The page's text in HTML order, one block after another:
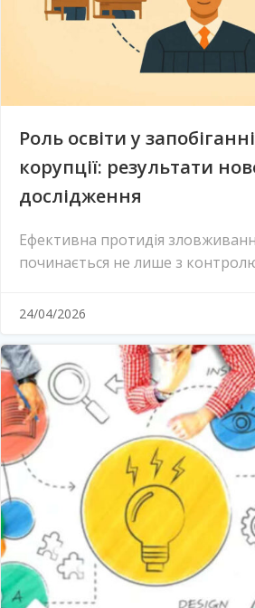
Роль освіти у
корупції: результати
дослідження
Ефективна протидія
починається не лише з
24/04/2026